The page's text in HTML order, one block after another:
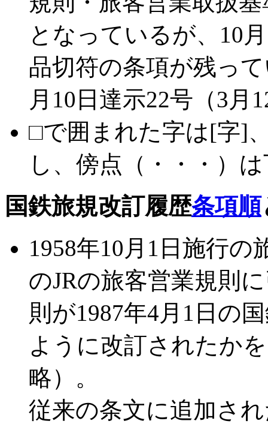
となっているが、10
品切符の条項が残っ
月10日達示22号（3月
□で囲まれた字は[字]
し、傍点（・・・）
国鉄旅規改訂履歴条項順
1958年10月1日施行
のJRの旅客営業規則
則が1987年4月1日の
ように改訂されたか
略）。
従来の条文に追加さ